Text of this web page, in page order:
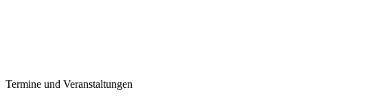
Termine und Veranstaltungen